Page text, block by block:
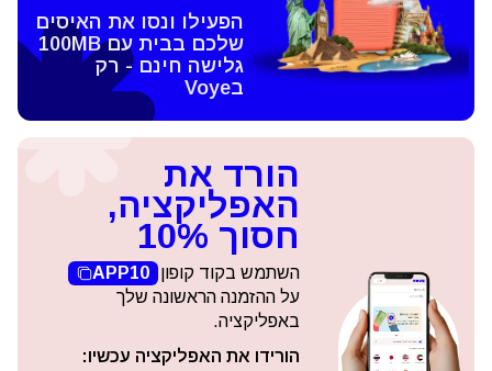
הפעילו ונסו את האיסים
שלכם בבית עם 100MB
גלישה חינם - רק
בVoye
הורד את
האפליקציה,
חסוך 10%
השתמש בקוד קופון
APP10
על ההזמנה הראשונה שלך
באפליקציה.
הורידו את האפליקציה עכשיו: